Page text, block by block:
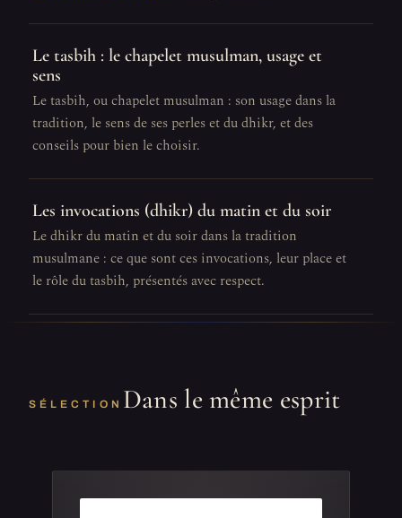
Le tasbih : le chapelet musulman, usage et
sens
Le tasbih, ou chapelet musulman : son usage dans la
tradition, le sens de ses perles et du dhikr, et des
conseils pour bien le choisir.
Les invocations (dhikr) du matin et du soir
Le dhikr du matin et du soir dans la tradition
musulmane : ce que sont ces invocations, leur place et
le rôle du tasbih, présentés avec respect.
SÉLECTION Dans le même esprit